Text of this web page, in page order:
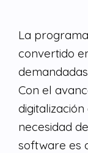
La
convertido
Con el
necesidad
software es